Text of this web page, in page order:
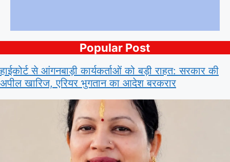
Popular Post
हाईकोर्ट से आंगनबाड़ी कार्यकर्ताओं को बड़ी राहत: सरकार की
अपील खारिज, एरियर भुगतान का आदेश बरकरार